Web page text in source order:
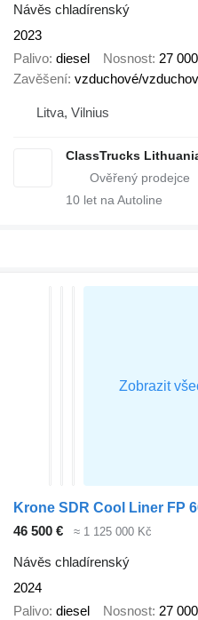
Návěs chladírenský
2023
Palivo diesel Nosnost 27
Zavěšení vzduchové/
Litva, Vilnius
ClassTrucks
10 let na Autoline
Krone SDR Cool Liner FP
46 500 €
≈ 1 125 000 Kč
Návěs chladírenský
2024
Palivo diesel Nosnost 27